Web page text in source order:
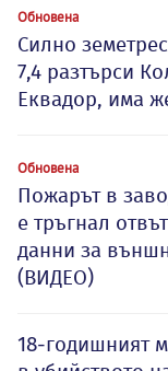
Обновена
Силно
7,4 разтърси
Еквадор, има
Обновена
Пожарът в
е тръгнал
данни за
(ВИДЕО)
18-годишният